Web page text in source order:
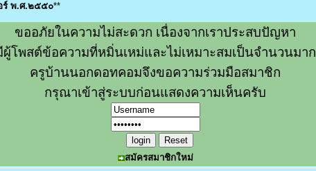
ร์ พ.ศ.๒๕๕๐**
ขออภัยในความไม่สะดวก เนื่องจากเราประสบปัญหา
ผู้โพสต์ข้อความที่หมิ่นเหม่และไม่เหมาะสมเป็นจำนวนมาก
ครูบ้านนอกดอทคอมจึงขอความร่วมมือสมาชิก
กรุณาเข้าสู่ระบบก่อนแสดงความเห็นครับ
สมัครสมาชิกใหม่